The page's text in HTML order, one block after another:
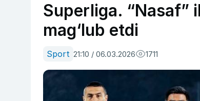
Superliga. “Nasaf”
mag‘lub etdi
Sport 21:10 / 06.03.2026 1711